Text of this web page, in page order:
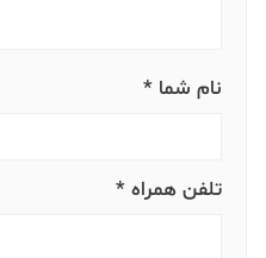
نام شما *
تلفن همراه *